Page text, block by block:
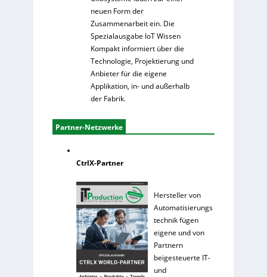
neuen Form der
Zusammenarbeit ein. Die
Spezialausgabe IoT Wissen
Kompakt informiert über die
Technologie, Projektierung und
Anbieter für die eigene
Applikation, in- und außerhalb
der Fabrik.
Partner-Netzwerke
CtrlX-Partner
Hersteller von
Automatisierungs
technik fügen
eigene und von
Partnern
beigesteuerte IT-
und